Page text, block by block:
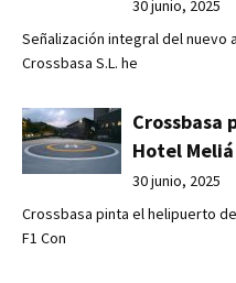
30 junio, 2025
Señalización integral del nuevo
Crossbasa S.L. he
Crossbasa
Hotel Meliá
30 junio, 2025
Crossbasa pinta el helipuerto
F1 Con